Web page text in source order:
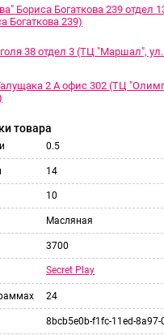
Бориса Богаткова 239 отдел
Богаткова 239)
38 отдел 3 (ТЦ "Маршал", ул.
2 А офис 302 (ТЦ
товара
0.5
14
10
Масляная
3700
Secret Play
24
8bcb5e0b-f1fc-11ed-